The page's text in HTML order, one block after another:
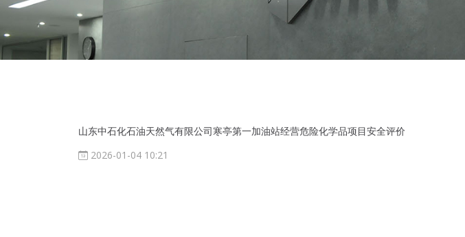
山东中石化石油天然气有限公司寒亭第一加油站经营危险化学品项目安全评价
2026-01-04 10:21